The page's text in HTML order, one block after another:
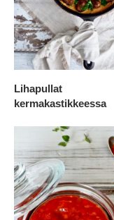
Lihapullat
kermakastikkeessa